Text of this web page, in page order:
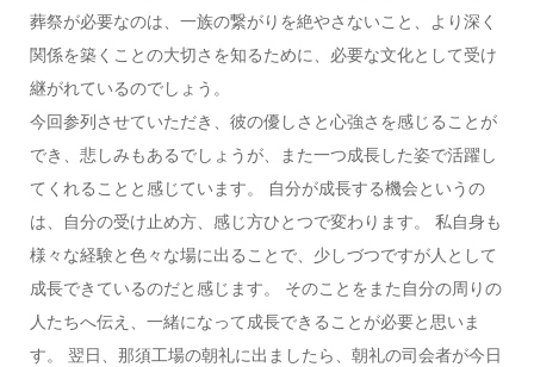
葬祭が必要なのは、一族の繋がりを絶やさないこと、より深く
関係を築くことの大切さを知るために、必要な文化として受け
継がれているのでしょう。
今回参列させていただき、彼の優しさと心強さを感じることが
でき、悲しみもあるでしょうが、また一つ成長した姿で活躍し
てくれることと感じています。 自分が成長する機会というの
は、自分の受け止め方、感じ方ひとつで変わります。 私自身も
様々な経験と色々な場に出ることで、少しづつですが人として
成長できているのだと感じます。 そのことをまた自分の周りの
人たちへ伝え、一緒になって成長できることが必要と思いま
す。 翌日、那須工場の朝礼に出ましたら、朝礼の司会者が今日